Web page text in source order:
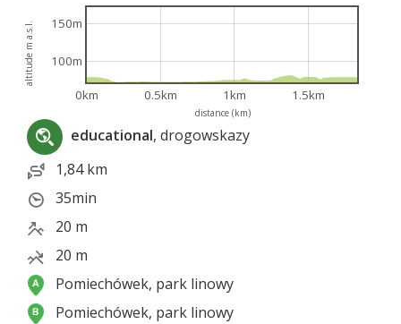
distance (km)
altitude m a.s.l.
0km 0.5km 1km 1.5km
100m
150m
educational, drogowskazy
1,84 km
35min
20 m
20 m
Pomiechówek, park linowy
Pomiechówek, park linowy